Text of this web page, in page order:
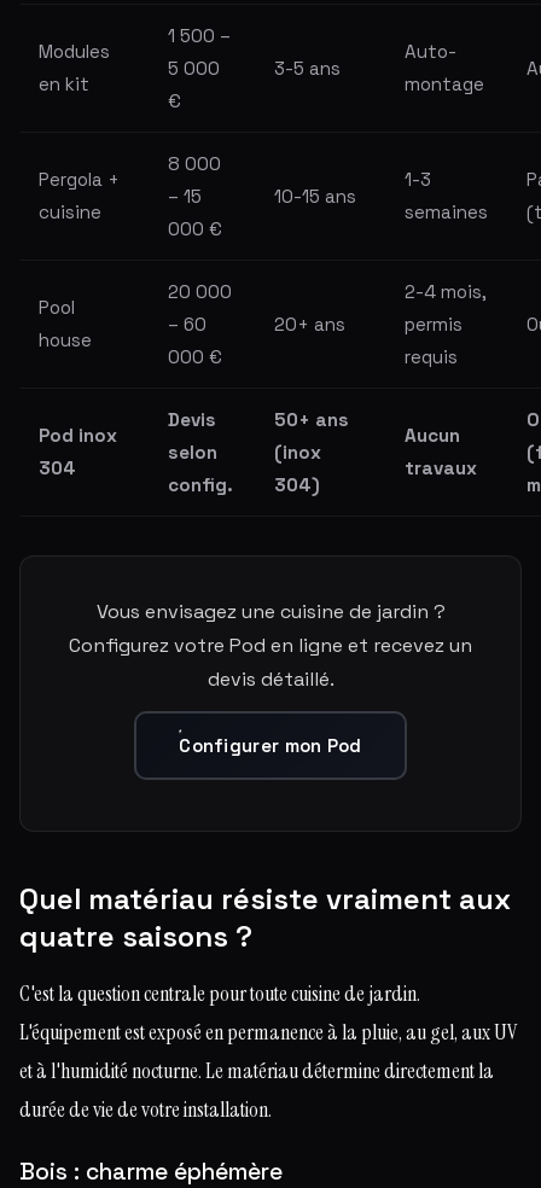
Modules
en kit
1 500 –
5 000
€
3-5 ans
Auto-
montage
Pergola +
cuisine
8 000
– 15
000 €
10-15 ans
1-3
semaines
Pool
house
20 000
– 60
000 €
20+ ans
2-4 mois,
permis
requis
Pod inox
304
Devis
selon
config.
50+ ans
(inox
304)
Aucun
travaux
Vous envisagez une cuisine de jardin ?
Configurez votre Pod en ligne et recevez un
devis détaillé.
Configurer mon Pod
Quel matériau résiste vraiment aux
quatre saisons ?
C'est la question centrale pour toute cuisine de jardin.
L'équipement est exposé en permanence à la pluie, au gel, aux UV
et à l'humidité nocturne. Le matériau détermine directement la
durée de vie de votre installation.
Bois : charme éphémère